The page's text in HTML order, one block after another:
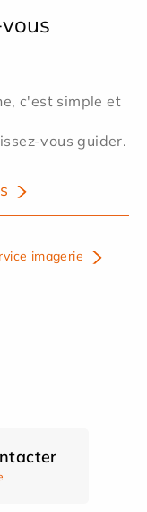
c'est simple et
vous guider.
imagerie